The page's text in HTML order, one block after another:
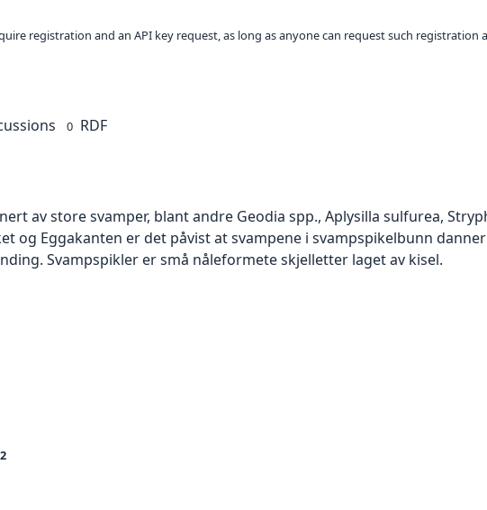
registration and an API key request, as long as anyone can request such registration
0 RDF
av store svamper, blant andre Geodia spp., Aplysilla sulfurea,
og Eggakanten er det påvist at svampene i svampspikelbunn
Svampspikler er små nåleformete skjelletter laget av kisel.
2